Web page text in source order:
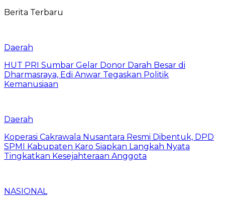
Berita Terbaru
Daerah
HUT PRI Sumbar Gelar Donor Darah Besar di
Dharmasraya, Edi Anwar Tegaskan Politik
Kemanusiaan
Daerah
Koperasi Cakrawala Nusantara Resmi Dibentuk, DPD
SPMI Kabupaten Karo Siapkan Langkah Nyata
Tingkatkan Kesejahteraan Anggota
NASIONAL